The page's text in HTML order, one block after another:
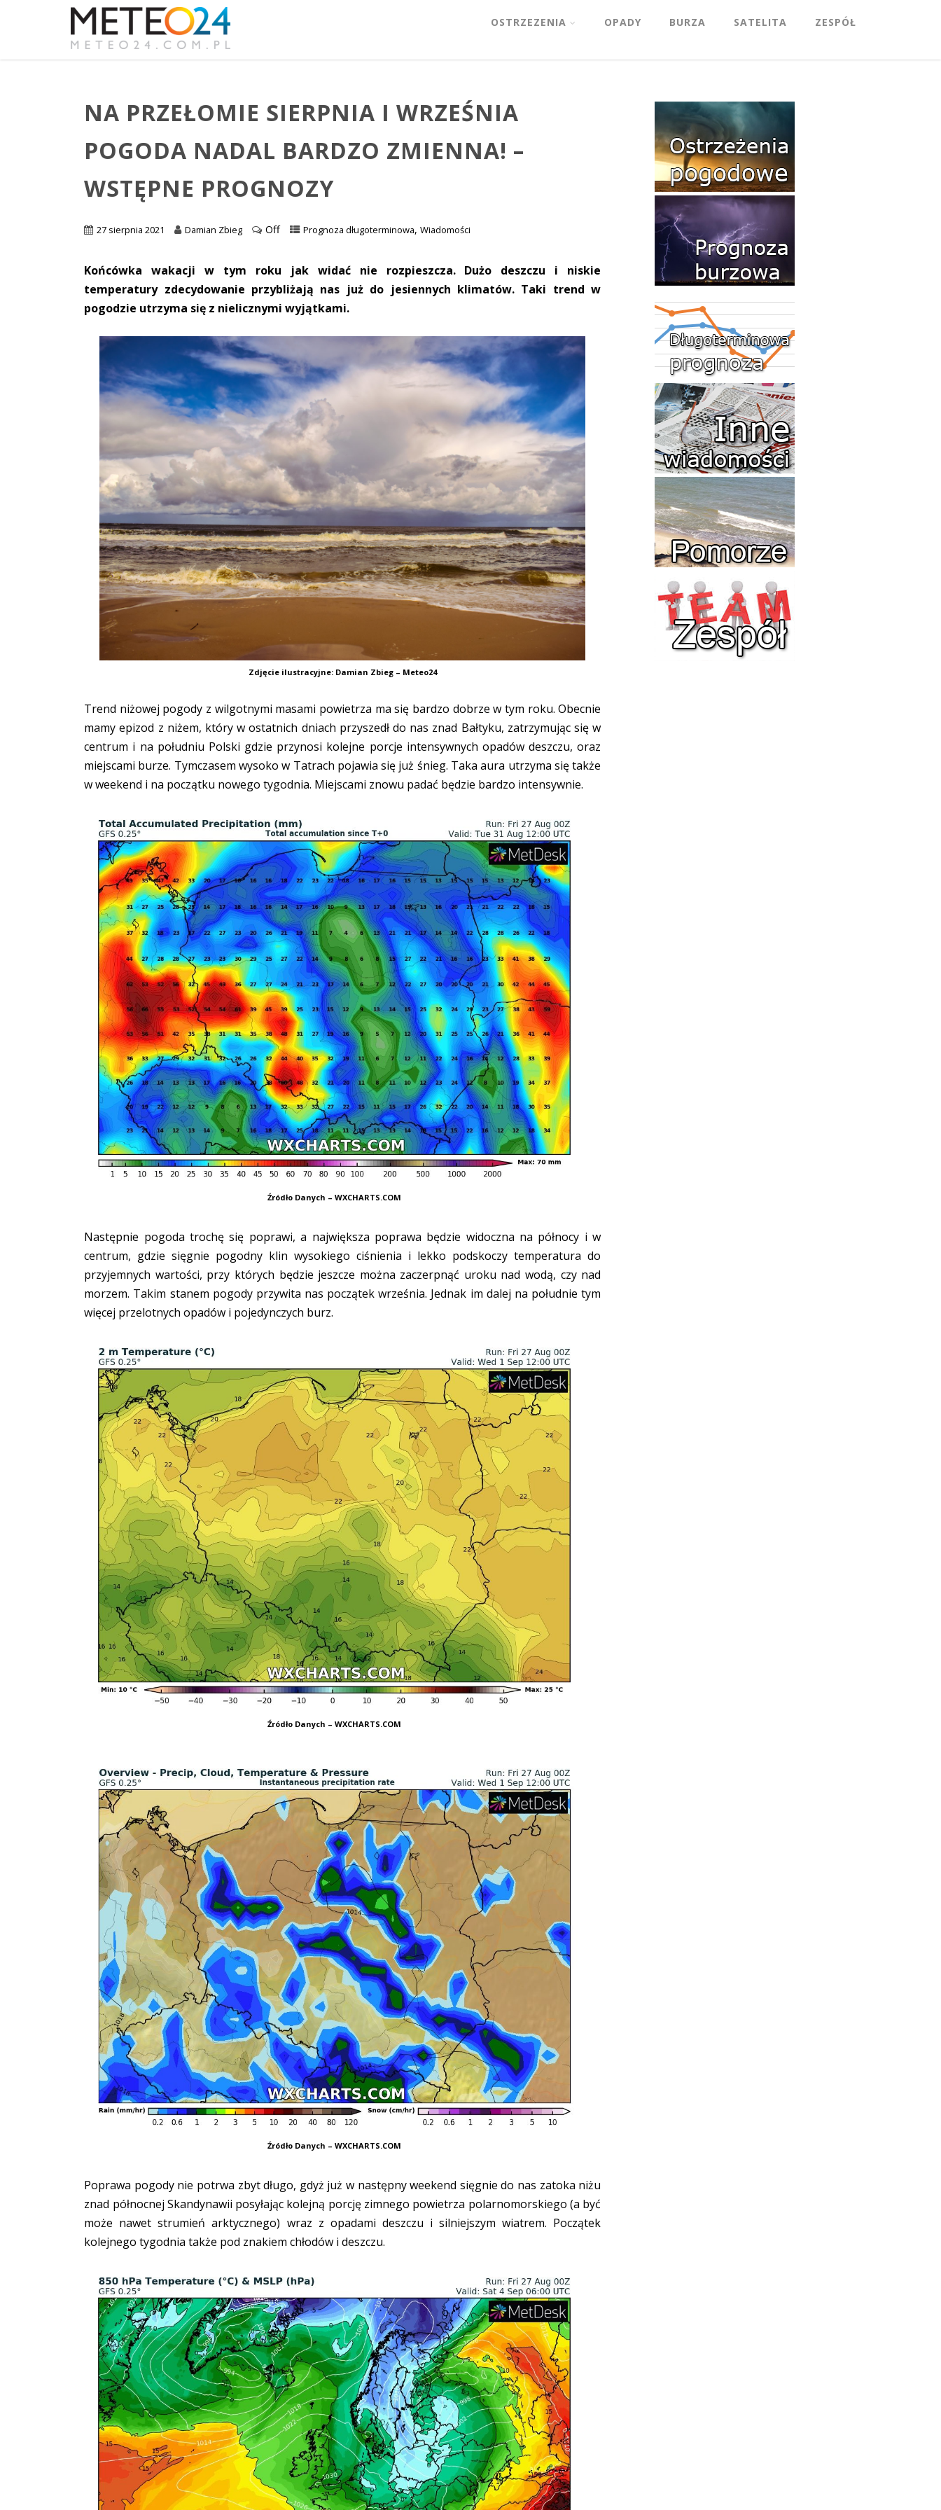
OSTRZEZENIA OPADY BURZA SATELITA ZESPÓŁ
NA PRZEŁOMIE SIERPNIA I WRZEŚNIA
POGODA NADAL BARDZO ZMIENNA! –
WSTĘPNE PROGNOZY
27 sierpnia 2021 Damian Zbieg Off Prognoza długoterminowa,Wiadomości
Końcówka wakacji w tym roku jak widać nie rozpieszcza. Dużo deszczu i niskie
temperatury zdecydowanie przybliżają nas już do jesiennych klimatów. Taki trend w
pogodzie utrzyma się z nielicznymi wyjątkami.
Zdjęcie ilustracyjne: Damian Zbieg – Meteo24
Trend niżowej pogody z wilgotnymi masami powietrza ma się bardzo dobrze w tym roku. Obecnie
mamy epizod z niżem, który w ostatnich dniach przyszedł do nas znad Bałtyku, zatrzymując się w
centrum i na południu Polski gdzie przynosi kolejne porcje intensywnych opadów deszczu, oraz
miejscami burze. Tymczasem wysoko w Tatrach pojawia się już śnieg. Taka aura utrzyma się także
w weekend i na początku nowego tygodnia. Miejscami znowu padać będzie bardzo intensywnie.
Źródło Danych – WXCHARTS.COM
Następnie pogoda trochę się poprawi, a największa poprawa będzie widoczna na północy i w
centrum, gdzie sięgnie pogodny klin wysokiego ciśnienia i lekko podskoczy temperatura do
przyjemnych wartości, przy których będzie jeszcze można zaczerpnąć uroku nad wodą, czy nad
morzem. Takim stanem pogody przywita nas początek września. Jednak im dalej na południe tym
więcej przelotnych opadów i pojedynczych burz.
Źródło Danych – WXCHARTS.COM
Źródło Danych – WXCHARTS.COM
Poprawa pogody nie potrwa zbyt długo, gdyż już w następny weekend sięgnie do nas zatoka niżu
znad północnej Skandynawii posyłając kolejną porcję zimnego powietrza polarnomorskiego (a być
może nawet strumień arktycznego) wraz z opadami deszczu i silniejszym wiatrem. Początek
kolejnego tygodnia także pod znakiem chłodów i deszczu.